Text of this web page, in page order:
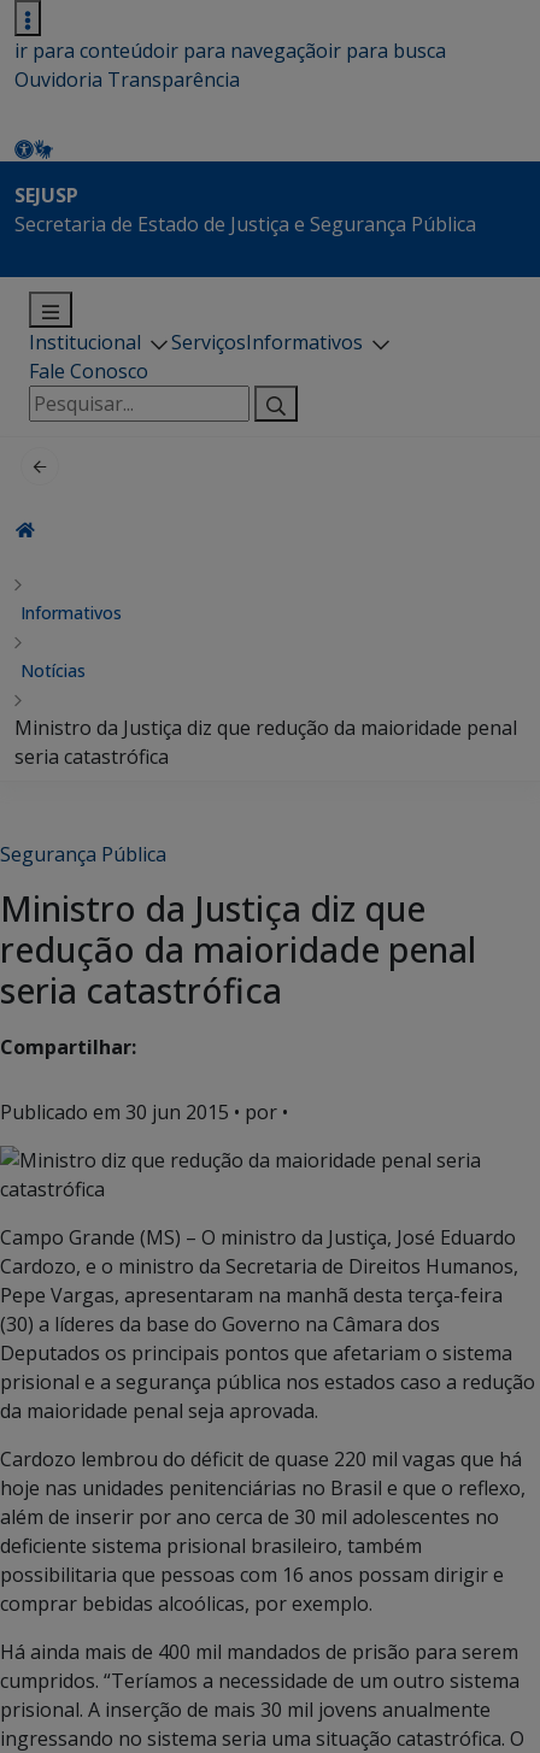
ir para conteúdoir para navegaçãoir para busca
Ouvidoria Transparência
SEJUSP
Secretaria de Estado de Justiça e Segurança Pública
Institucional ServiçosInformativos
Fale Conosco
Pesquisar
por:
Informativos
Notícias
Ministro da Justiça diz que redução da maioridade penal
seria catastrófica
Segurança Pública
Ministro da Justiça diz que
redução da maioridade penal
seria catastrófica
Compartilhar:
Publicado em 30 jun 2015 • por •
Campo Grande (MS) – O ministro da Justiça, José Eduardo
Cardozo, e o ministro da Secretaria de Direitos Humanos,
Pepe Vargas, apresentaram na manhã desta terça-feira
(30) a líderes da base do Governo na Câmara dos
Deputados os principais pontos que afetariam o sistema
prisional e a segurança pública nos estados caso a redução
da maioridade penal seja aprovada.
Cardozo lembrou do déficit de quase 220 mil vagas que há
hoje nas unidades penitenciárias no Brasil e que o reflexo,
além de inserir por ano cerca de 30 mil adolescentes no
deficiente sistema prisional brasileiro, também
possibilitaria que pessoas com 16 anos possam dirigir e
comprar bebidas alcoólicas, por exemplo.
Há ainda mais de 400 mil mandados de prisão para serem
cumpridos. “Teríamos a necessidade de um outro sistema
prisional. A inserção de mais 30 mil jovens anualmente
ingressando no sistema seria uma situação catastrófica. O